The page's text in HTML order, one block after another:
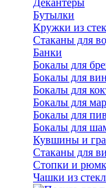
Бутылки
Кружки из
Стаканы для
Банки
Бокалы для
Бокалы для
Бокалы для
Бокалы для
Бокалы для
Бокалы для
Кувшины и
Стаканы для
Стопки и
Чашки из